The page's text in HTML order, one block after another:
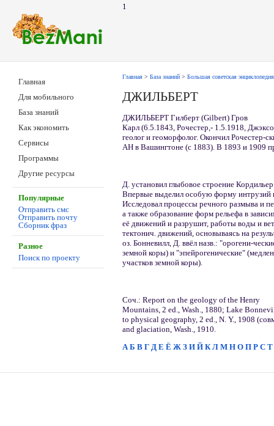
1
Главная
Для мобильного
База знаний
Как экономить
Сервисы
Программы
Другие ресурсы
Популярные
Отправить смс
Отправить почту
Сборник фраз
Разное
Поиск по проекту
Главная > База знаний > Большая советская энциклопедия
ДЖИЛЬБЕРТ
ДЖИЛЬБЕРТ Гилберт (Gilbert) Гров
Карл (6.5.1843, Рочестер,- 1.5.1918,
геолог и геоморфолог. Окончил Рочестер-
АН в Вашингтоне (с 1883). В 1893 и 1909
Д. установил глыбовое строение
Впервые выделил особую форму интрузий
Исследовал процессы речного размыва и
а также образование форм рельефа в
её движений и разрушит, работы воды и
тектонич. движений, основываясь на
оз. Бонневилл, Д. ввёл назв.: "орогени-
земной коры) и "эпейрогенические"
участков земной коры).
Соч.: Report on the geology of the Henry
Mountains, 2 ed., Wash., 1880; Lake
to physical geography, 2 ed., N. Y., 1908
and glaciation, Wash., 1910.
А Б В Г Д Е Ё Ж З И Й К Л М Н О П Р С Т